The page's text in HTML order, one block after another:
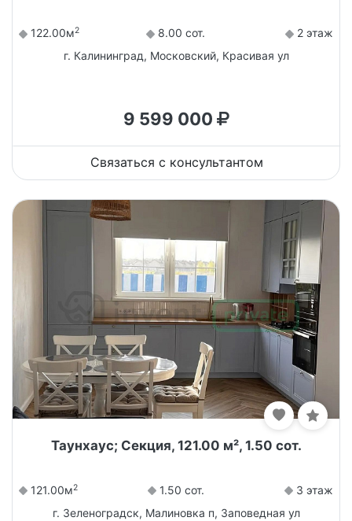
122.00м2 8.00 сот.
2 этаж
г. Калининград, Московский, Красивая ул
9 599 000
Связаться с консультантом
Таунхаус; Секция, 121.00 м², 1.50 сот.
121.00м2 1.50 сот.
3 этаж
г. Зеленоградск, Малиновка п, Заповедная ул